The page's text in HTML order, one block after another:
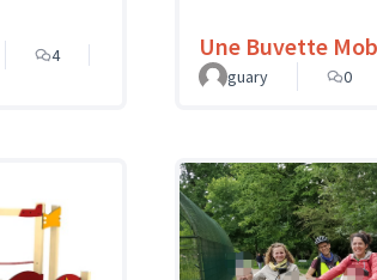
4
Une Buvette
guary
0